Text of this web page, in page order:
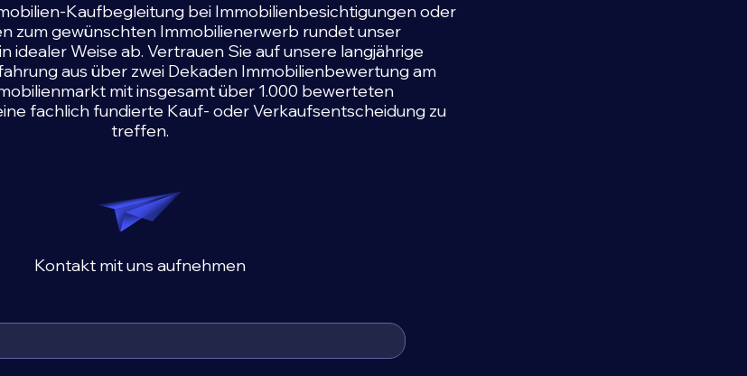
Kaufbegleitung bei Immobilienbesichtigungen oder
zum gewünschten Immobilienerwerb rundet unser
idealer Weise ab. Vertrauen Sie auf unsere langjährige
aus über zwei Dekaden Immobilienbewertung am
mit insgesamt über 1.000 bewerteten
fachlich fundierte Kauf- oder Verkaufsentscheidung zu
treffen.
Kontakt mit uns aufnehmen